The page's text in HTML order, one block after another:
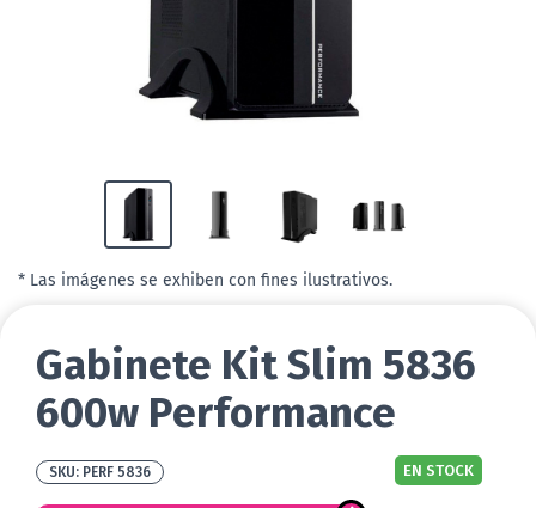
* Las imágenes se exhiben con fines ilustrativos.
Gabinete Kit Slim 5836
600w Performance
PERF 5836 EN STOCK